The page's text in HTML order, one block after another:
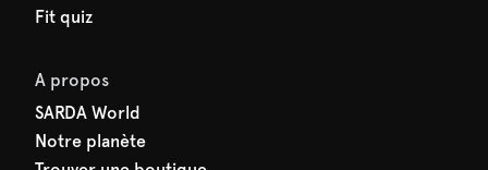
Fit quiz
A propos
SARDA World
Notre planète